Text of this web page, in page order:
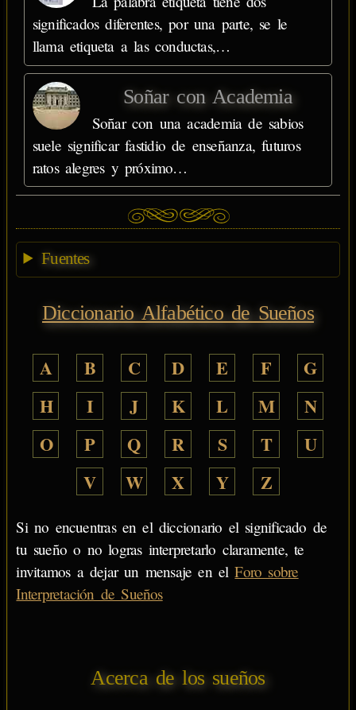
significados diferentes, por una parte, se le
llama etiqueta a las conductas,…
Soñar con Academia
Soñar con una academia de sabios
suele significar fastidio de enseñanza, futuros
ratos alegres y próximo…
Fuentes
Diccionario Alfabético de Sueños
A B C D E F
G
H
I J K L M
N
O
P Q R S T
U
V
W X Y Z
Si no encuentras en el diccionario el significado de
tu sueño o no logras interpretarlo claramente, te
invitamos a dejar un mensaje en elForo sobre
Interpretación de Sueños
Acerca de los sueños